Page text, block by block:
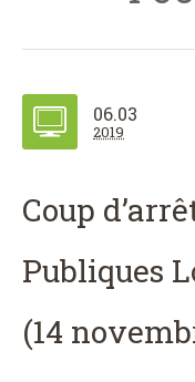
06.03
2019
Coup
Publiques
(14